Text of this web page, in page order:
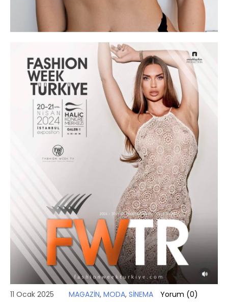
11 Ocak 2025 MAGAZİN, MODA, SİNEMA Yorum (0)